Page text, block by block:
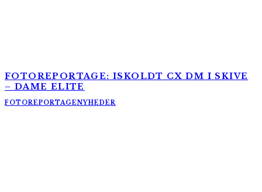
FOTOREPORTAGE: ISKOLDT CX DM I SKIVE
– DAME ELITE
FOTOREPORTAGENYHEDER